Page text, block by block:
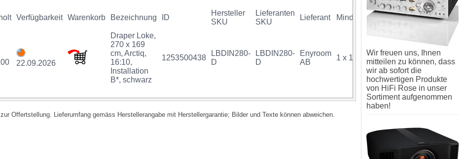
Verfügbarkeit Warenkorb Bezeichnung ID
Hersteller
SKU
Lieferanten
SKU
Lieferant Mindestkauf GTIN
22.09.2026
Draper Loke,
270 x 169
cm, Arctiq,
16:10,
Installation
B*, schwarz
1253500438
LBDIN280-
D
LBDIN280-
D
Enyroom
AB
1 x 1 Stück 07340034726167
Offertstellung. Lieferumfang gemäss Herstellerangabe mit Herstellergarantie; Bilder und Texte können abweichen.
Wir freuen uns, Ihnen
mitteilen zu können, dass
wir ab sofort die
hochwertigen Produkte
von HiFi Rose in unser
Sortiment aufgenommen
haben!